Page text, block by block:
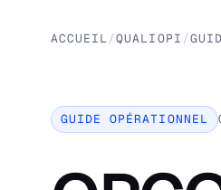
ACCUEIL /QUALIOPI /
GUIDE OPÉRATIONNEL